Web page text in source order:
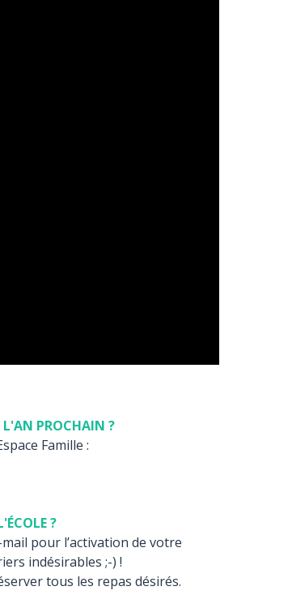
PROCHAIN ?
Famille :
?
pour l’activation de votre
indésirables ;-) !
tous les repas désirés.